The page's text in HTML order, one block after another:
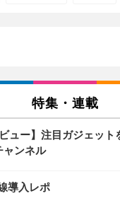
特集・連載
ビュー】注目ガジェッ
ンネル
導入レポ